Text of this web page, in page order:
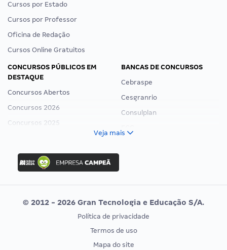
Cursos por Estado
Cursos por Professor
Oficina de Redação
Cursos Online Gratuitos
CONCURSOS PÚBLICOS EM
DESTAQUE
Concursos Abertos
Concursos 2026
Concursos 2025
Concurso Ibama
Concurso MPU
Editais publicados
BANCAS DE CONCURSOS
Cebraspe
Cesgranrio
Consulplan
Vunesp
CONCURSOS POR PROFISSÃO
EXAME DE ORDEM
Veja mais
© 2012 - 2026 Gran Tecnologia e Educação S/A.
Política de privacidade
Termos de uso
Mapa do site